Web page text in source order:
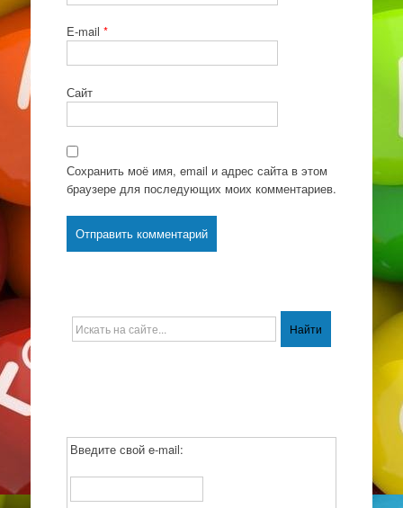
E-mail *
Сайт
Сохранить моё имя, email и адрес сайта в этом
браузере для последующих моих комментариев.
Введите свой e-mail: